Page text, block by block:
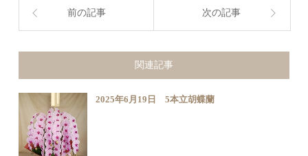
前の記事 次の記事
関連記事
2025年6月19日 5本立胡蝶蘭